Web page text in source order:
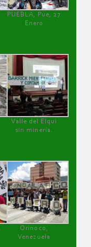
PUEBLA, Pue, 27
Enero
Valle del Elqui
sin minería.
Orinoco,
Venezuela